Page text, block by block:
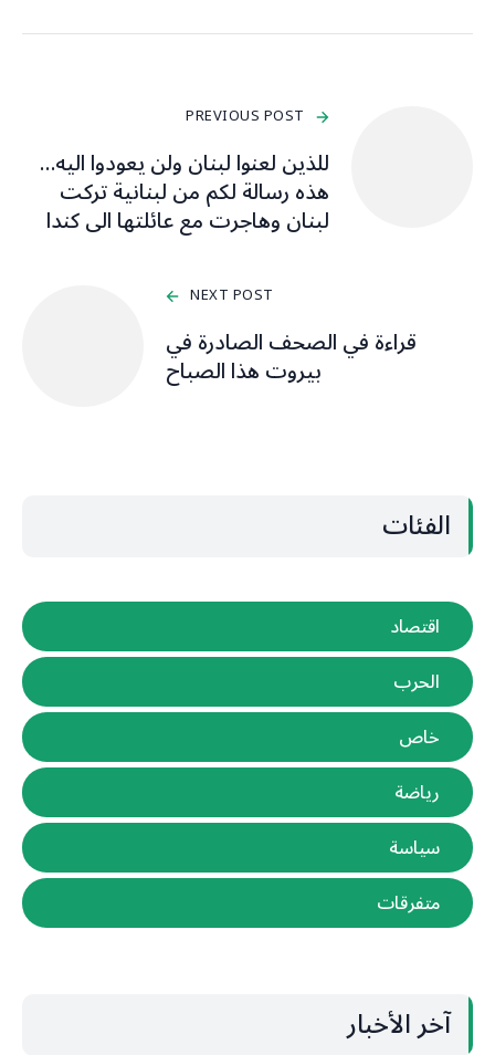
PREVIOUS POST
للذين لعنوا لبنان ولن يعودوا اليه…
هذه رسالة لكم من لبنانية تركت
لبنان وهاجرت مع عائلتها الى كندا
NEXT POST
قراءة في الصحف الصادرة في
بيروت هذا الصباح
الفئات
اقتصاد
الحرب
خاص
رياضة
سياسة
متفرقات
آخر الأخبار